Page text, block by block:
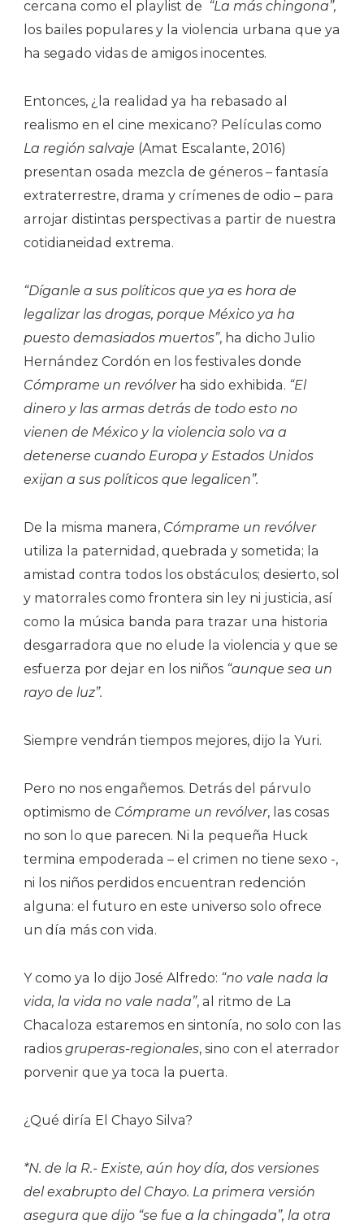
cercana como el playlist de “La más chingona”,
los bailes populares y la violencia urbana que ya
ha segado vidas de amigos inocentes.
Entonces, ¿la realidad ya ha rebasado al
realismo en el cine mexicano? Películas como
La región salvaje (Amat Escalante, 2016)
presentan osada mezcla de géneros – fantasía
extraterrestre, drama y crímenes de odio – para
arrojar distintas perspectivas a partir de nuestra
cotidianeidad extrema.
“Díganle a sus políticos que ya es hora de
legalizar las drogas, porque México ya ha
puesto demasiados muertos”, ha dicho Julio
Hernández Cordón en los festivales donde
Cómprame un revólverha sido exhibida. “El
dinero y las armas detrás de todo esto no
vienen de México y la violencia solo va a
detenerse cuando Europa y Estados Unidos
exijan a sus políticos que legalicen”.
De la misma manera, Cómprame un revólver
utiliza la paternidad, quebrada y sometida; la
amistad contra todos los obstáculos; desierto, sol
y matorrales como frontera sin ley ni justicia, así
como la música banda para trazar una historia
desgarradora que no elude la violencia y que se
esfuerza por dejar en los niños “aunque sea un
rayo de luz”.
Siempre vendrán tiempos mejores, dijo la Yuri.
Pero no nos engañemos. Detrás del párvulo
optimismo de Cómprame un revólver, las cosas
no son lo que parecen. Ni la pequeña Huck
termina empoderada – el crimen no tiene sexo -,
ni los niños perdidos encuentran redención
alguna: el futuro en este universo solo ofrece
un día más con vida.
Y como ya lo dijo José Alfredo: “no vale nada la
vida, la vida no vale nada”, al ritmo de La
Chacaloza estaremos en sintonía, no solo con las
radios gruperas-regionales, sino con el aterrador
porvenir que ya toca la puerta.
¿Qué diría El Chayo Silva?
*N. de la R.- Existe, aún hoy día, dos versiones
del exabrupto del Chayo. La primera versión
asegura que dijo “se fue a la chingada”, la otra